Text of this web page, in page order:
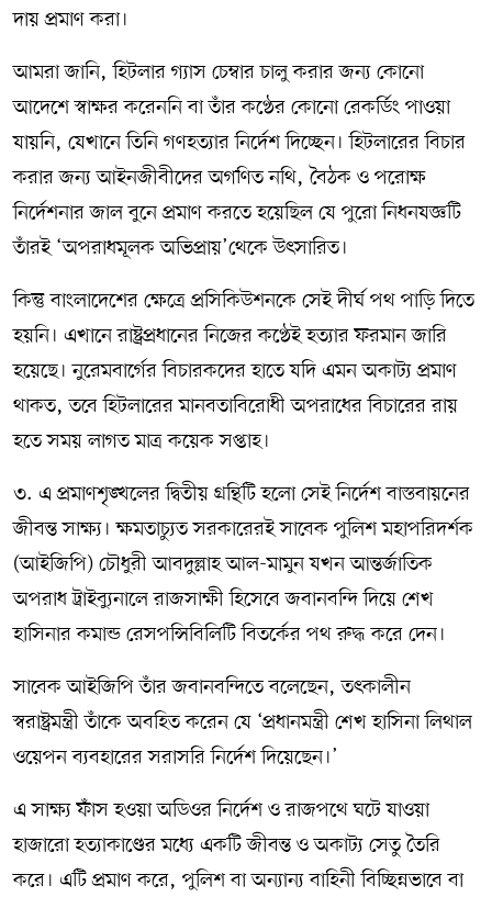
দায় প্রমাণ করা।
আমরা জানি, হিটলার গ্যাস চেম্বার চালু করার জন্য কোনো
আদেশে স্বাক্ষর করেননি বা তাঁর কণ্ঠের কোনো রেকর্ডিং পাওয়া
যায়নি, যেখানে তিনি গণহত্যার নির্দেশ দিচ্ছেন। হিটলারের বিচার
করার জন্য আইনজীবীদের অগণিত নথি, বৈঠক ও পরোক্ষ
নির্দেশনার জাল বুনে প্রমাণ করতে হয়েছিল যে পুরো নিধনযজ্ঞটি
তাঁরই ‘অপরাধমূলক অভিপ্রায়’থেকে উৎসারিত।
কিন্তু বাংলাদেশের ক্ষেত্রে প্রসিকিউশনকে সেই দীর্ঘ পথ পাড়ি দিতে
হয়নি। এখানে রাষ্ট্রপ্রধানের নিজের কণ্ঠেই হত্যার ফরমান জারি
হয়েছে। নুরেমবার্গের বিচারকদের হাতে যদি এমন অকাট্য প্রমাণ
থাকত, তবে হিটলারের মানবতাবিরোধী অপরাধের বিচারের রায়
হতে সময় লাগত মাত্র কয়েক সপ্তাহ।
৩. এ প্রমাণশৃঙ্খলের দ্বিতীয় গ্রন্থিটি হলো সেই নির্দেশ বাস্তবায়নের
জীবন্ত সাক্ষ্য। ক্ষমতাচ্যুত সরকারেরই সাবেক পুলিশ মহাপরিদর্শক
(আইজিপি) চৌধুরী আবদুল্লাহ আল-মামুন যখন আন্তর্জাতিক
অপরাধ ট্রাইব্যুনালে রাজসাক্ষী হিসেবে জবানবন্দি দিয়ে শেখ
হাসিনার কমান্ড রেসপন্সিবিলিটি বিতর্কের পথ রুদ্ধ করে দেন।
সাবেক আইজিপি তাঁর জবানবন্দিতে বলেছেন, তৎকালীন
স্বরাষ্ট্রমন্ত্রী তাঁকে অবহিত করেন যে ‘প্রধানমন্ত্রী শেখ হাসিনা লিথাল
ওয়েপন ব্যবহারের সরাসরি নির্দেশ দিয়েছেন।’
এ সাক্ষ্য ফাঁস হওয়া অডিওর নির্দেশ ও রাজপথে ঘটে যাওয়া
হাজারো হত্যাকাণ্ডের মধ্যে একটি জীবন্ত ও অকাট্য সেতু তৈরি
করে। এটি প্রমাণ করে, পুলিশ বা অন্যান্য বাহিনী বিচ্ছিন্নভাবে বা